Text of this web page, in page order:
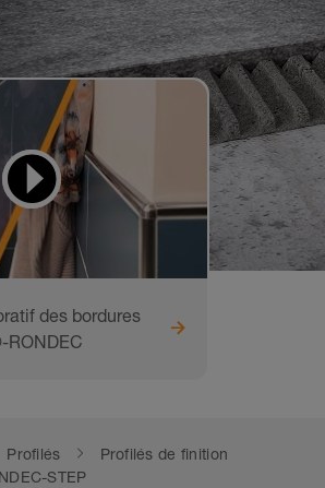
Voir
les vidéos
des bordures
Profilés
Profilés de finition
STEP